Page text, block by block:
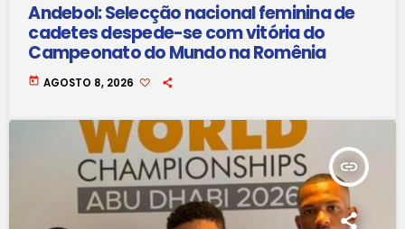
Andebol: Selecção nacional feminina de
cadetes despede-se com vitória do
Campeonato do Mundo na Romênia
today AGOSTO 8, 2026
insert_link